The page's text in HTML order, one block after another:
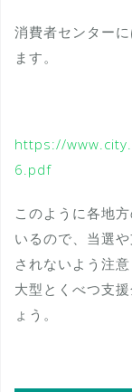
消費者センター
ます。
https://
6.pdf
このように各地
いるので、当選
されないよう注意
大型とくべつ支
ょう。